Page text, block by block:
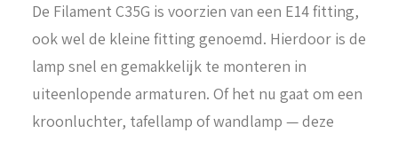
De Filament C35G is voorzien van een E14 fitting,
ook wel de kleine fitting genoemd. Hierdoor is de
lamp snel en gemakkelijk te monteren in
uiteenlopende armaturen. Of het nu gaat om een
kroonluchter, tafellamp of wandlamp — deze